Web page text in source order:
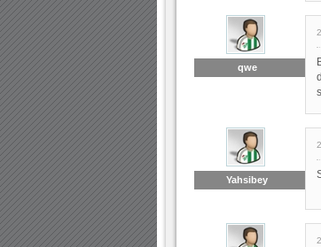
qwe
Yahsibey